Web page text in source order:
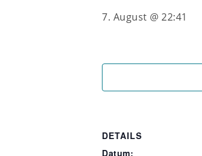
7. August @ 22:41
DETAILS
Datum: